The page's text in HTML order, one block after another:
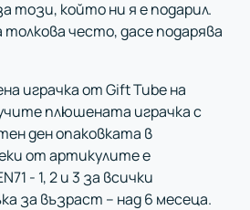
този, който ни я е подарил.
често, дасе подарява
играчка от Gift Tube на
плюшената играчка с
ден опаковката в
от артикулите е
- 1, 2 и 3 за всички
за възраст – над 6 месеца.